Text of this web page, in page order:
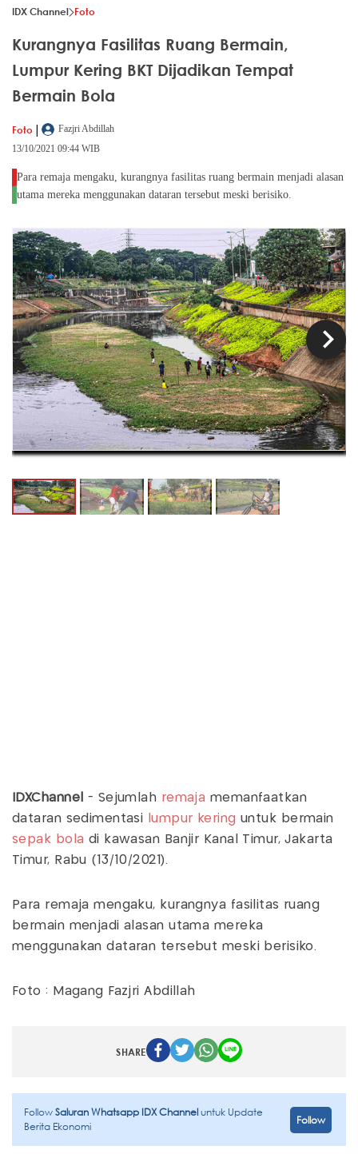
IDX Channel Foto
Kurangnya Fasilitas Ruang Bermain,
Lumpur Kering BKT Dijadikan Tempat
Bermain Bola
Foto |
Fazjri Abdillah
13/10/2021 09:44 WIB
Para remaja mengaku, kurangnya fasilitas ruang bermain menjadi alasan
utama mereka menggunakan dataran tersebut meski berisiko.
chevron_right
chevron_left
IDXChannel - Sejumlah remaja memanfaatkan
dataran sedimentasi
lumpur kering untuk bermain
sepak bola di kawasan Banjir Kanal Timur, Jakarta
Timur, Rabu (13/10/2021).
Para remaja mengaku, kurangnya fasilitas ruang
bermain menjadi alasan utama mereka
menggunakan dataran tersebut meski berisiko.
Foto : Magang Fazjri Abdillah
SHARE
FollowSaluran Whatsapp IDX Channeluntuk Update
Berita Ekonomi
Follow